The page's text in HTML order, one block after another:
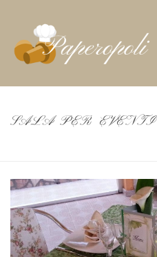
SALA PER EVENTI